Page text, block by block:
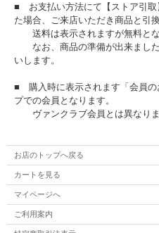
■ お支払い方法にて【ストア引取
た場合、ご来店いただき商品と引
送料は表示されますが無料とな
なお、商品の準備が出来ました
いします。
■ 購入時に表示されます「会員の
プでの会員となります。
ヴァンクラブ会員とは異なりま
お店のトップへ戻る
カートを見る
マイページへ
ご利用案内